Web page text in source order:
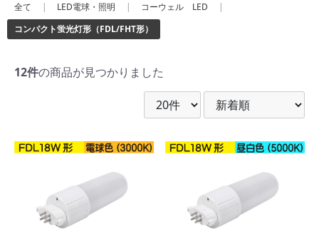
全て | LED電球・照明 | コーウェル LED
|
コンパクト蛍光灯形（FDL/FHT形）
12件の商品が見つかりました